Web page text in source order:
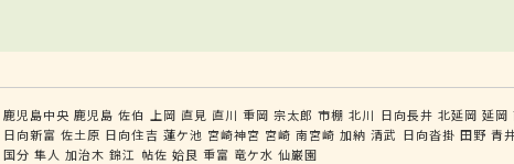
鹿児島中央 鹿児島 佐伯 上岡 直見 直川 重岡 宗太郎 市棚 北川 日向長井 北延岡 延岡
日向新富 佐土原 日向住吉 蓮ケ池 宮崎神宮 宮崎 南宮崎 加納 清武 日向沓掛 田野 青
国分 隼人 加治木 錦江 帖佐 姶良 重富 竜ケ水 仙巌園